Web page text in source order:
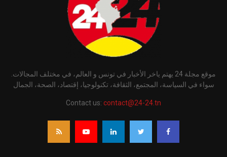
موقع مجلة 24 يهتم ياخر الأخبار في تونس و العالم، في مختلف المجالات.
سواء في السياسة، المجتمع، الثقافة، تكنولوجيا، إقتصاد، الصحة، الجمال
Contact us: contact@24-24.tn